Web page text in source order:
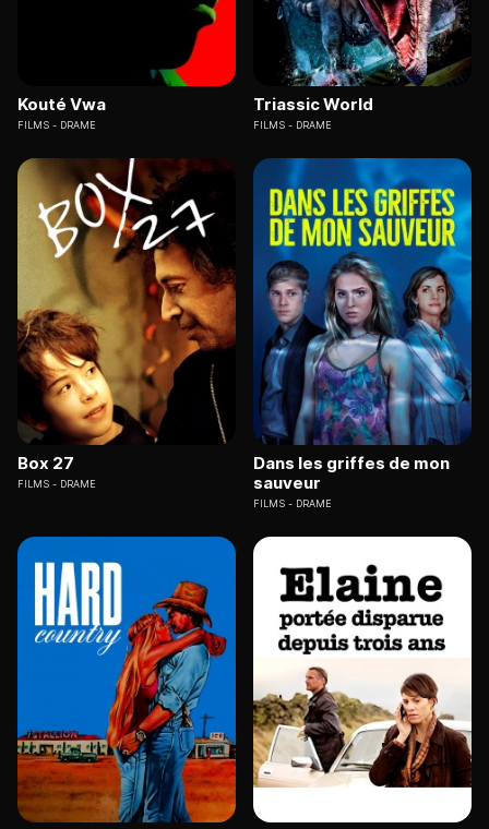
Kouté Vwa
FILMS DRAME
Triassic World
FILMS DRAME
Box 27
FILMS DRAME
Dans les griffes de mon
sauveur
FILMS DRAME